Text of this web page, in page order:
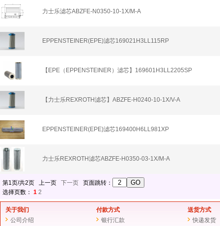
力士乐滤芯ABZFE-N0350-10-1X/M-A
EPPENSTEINER(EPE)滤芯169021H3LL115RP
【EPE（EPPENSTEINER）滤芯】169601H3LL2205SP
【力士乐REXROTH滤芯】ABZFE-H0240-10-1X/V-A
EPPENSTEINER(EPE)滤芯169400H6LL981XP
力士乐REXROTH滤芯ABZFE-H0350-03-1X/M-A
第1页/共2页 上一页 下一页 页面跳转：
选择页数： 1 2
关于我们
公司介绍
付款方式
银行汇款
送货方式
快递发货